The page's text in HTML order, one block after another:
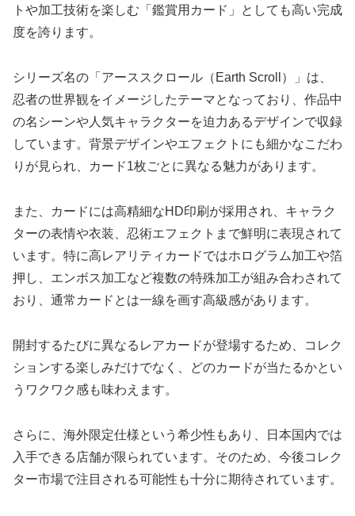
トや加工技術を楽しむ「鑑賞用カード」としても高い完成
度を誇ります。
シリーズ名の「アーススクロール（Earth Scroll）」は、
忍者の世界観をイメージしたテーマとなっており、作品中
の名シーンや人気キャラクターを迫力あるデザインで収録
しています。背景デザインやエフェクトにも細かなこだわ
りが見られ、カード1枚ごとに異なる魅力があります。
また、カードには高精細なHD印刷が採用され、キャラク
ターの表情や衣装、忍術エフェクトまで鮮明に表現されて
います。特に高レアリティカードではホログラム加工や箔
押し、エンボス加工など複数の特殊加工が組み合わされて
おり、通常カードとは一線を画す高級感があります。
開封するたびに異なるレアカードが登場するため、コレク
ションする楽しみだけでなく、どのカードが当たるかとい
うワクワク感も味わえます。
さらに、海外限定仕様という希少性もあり、日本国内では
入手できる店舗が限られています。そのため、今後コレク
ター市場で注目される可能性も十分に期待されています。